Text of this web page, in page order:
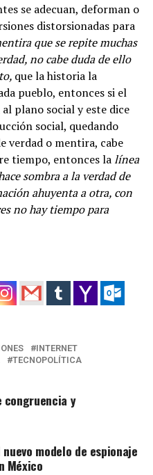
se adecuan, deforman o
distorsionadas para
que se repite muchas
no cabe duda de ello
que la historia la
pueblo, entonces si el
plano social y este dice
social, quedando
verdad o mentira, cabe
tiempo, entonces lalínea
sombra a la verdad de
ahuyenta a otra, con
no hay tiempo para
INTERNET
TECNOPOLÍTICA
congruencia y
modelo de espionaje
México